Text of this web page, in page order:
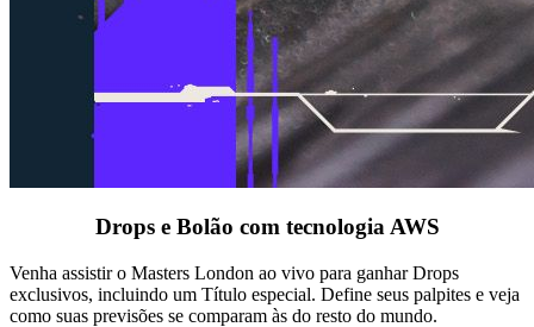
Drops e Bolão com tecnologia AWS
Venha assistir o Masters London ao vivo para ganhar Drops
exclusivos, incluindo um Título especial. Define seus palpites e veja
como suas previsões se comparam às do resto do mundo.